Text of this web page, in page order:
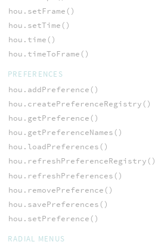
hou.setFrame()
hou.setTime()
hou.time()
hou.timeToFrame()
PREFERENCES
hou.addPreference()
hou.createPreferenceRegistry()
hou.getPreference()
hou.getPreferenceNames()
hou.loadPreferences()
hou.refreshPreferenceRegistry()
hou.refreshPreferences()
hou.removePreference()
hou.savePreferences()
hou.setPreference()
RADIAL MENUS